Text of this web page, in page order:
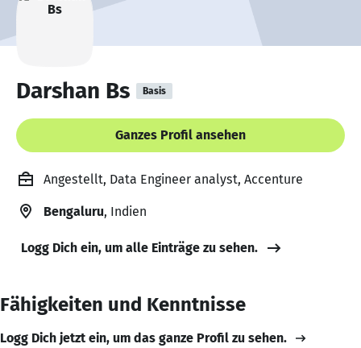
Darshan Bs Basis
Ganzes Profil ansehen
Angestellt, Data Engineer analyst, Accenture
Bengaluru, Indien
Logg Dich ein, um alle Einträge zu sehen.
Fähigkeiten und Kenntnisse
Logg Dich jetzt ein, um das ganze Profil zu sehen.